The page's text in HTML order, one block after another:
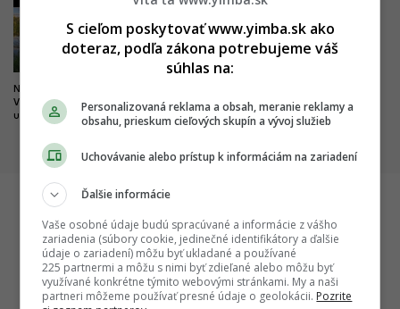
Nová pýcha mesta kultúry.
Výnimočný park čoskoro doplní
unikátny most
nemocníc. Výstavba veľkých
projektov napreduje, hlásia
dôležité míľniky
Startitup
S cieľom poskytovať www.yimba.sk ako
doteraz, podľa zákona potrebujeme váš
súhlas na:
Personalizovaná reklama a obsah, meranie reklamy a
obsahu, prieskum cieľových skupín a vývoj služieb
Uchovávanie alebo prístup k informáciám na zariadení
Ďalšie informácie
Vaše osobné údaje budú spracúvané a informácie z vášho
zariadenia (súbory cookie, jedinečné identifikátory a ďalšie
údaje o zariadení) môžu byť ukladané a používané
225 partnermi a môžu s nimi byť zdieľané alebo môžu byť
využívané konkrétne týmito webovými stránkami. My a naši
partneri môžeme používať presné údaje o geolokácii. Pozrite